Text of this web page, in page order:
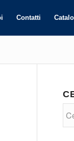
Contatti